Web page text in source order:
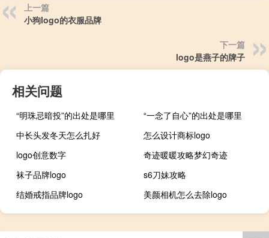
上一篇
小狗logo的衣服品牌
下一篇
logo是燕子的牌子
相关问题
“明珠忌暗投”的出处是哪里
“一念了自心”的出处是哪里
中长头发冬天怎么扎好
怎么设计商标logo
logo创意数字
奇迹暖暖攻略梦幻奇迹
袜子品牌logo
s6刀妹攻略
结婚戒指品牌logo
美颜相机怎么去除logo